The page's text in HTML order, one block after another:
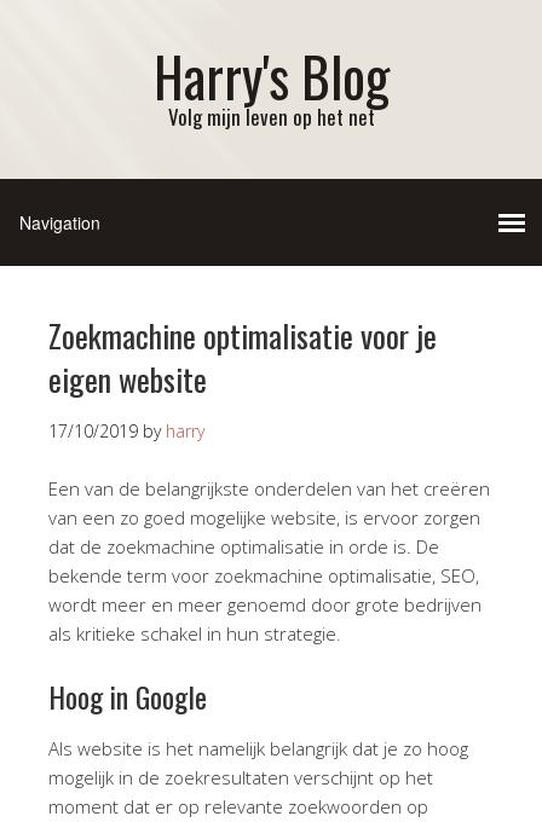
Harry's Blog
Volg mijn leven op het net
Zoekmachine optimalisatie voor je
eigen website
17/10/2019 by harry
Een van de belangrijkste onderdelen van het creëren
van een zo goed mogelijke website, is ervoor zorgen
dat de zoekmachine optimalisatie in orde is. De
bekende term voor zoekmachine optimalisatie, SEO,
wordt meer en meer genoemd door grote bedrijven
als kritieke schakel in hun strategie.
Hoog in Google
Als website is het namelijk belangrijk dat je zo hoog
mogelijk in de zoekresultaten verschijnt op het
moment dat er op relevante zoekwoorden op